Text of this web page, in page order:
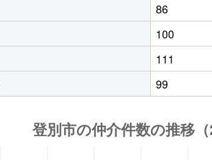
86
100
111
99